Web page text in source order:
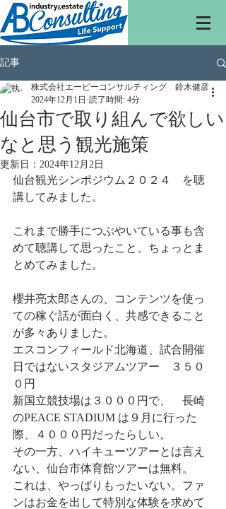
記事
仙台市で取り組んで欲しい
なと思う観光施策
株式会社エービーコンサルティング 鈴木健彦
2024年12月1日 読了時間: 4分
更新日： 2024年12月2日
仙台観光シンポジウム２０２４　を聴
講してみました。
これまで勝手につぶやいている事も含
めて聴講して思ったこと、ちょっとま
とめてみました。
櫻井亮太郎さんの、コンテンツを使っ
ての稼ぐ話が面白く、共感できること
が多々ありました。
エスコンフィールド北海道、試合開催
日ではないスタジアムツアー　３５０
０円
新国立競技場は３０００円で、　長崎
のPEACE STADIUM は９月に行った
際、４０００円だったらしい。
その一方、ハイキューツアーとは言え
ない、仙台市体育館ツアーは無料。
これは、やっぱりもったいない。ファ
ンはお金を出して特別な体験を求めて